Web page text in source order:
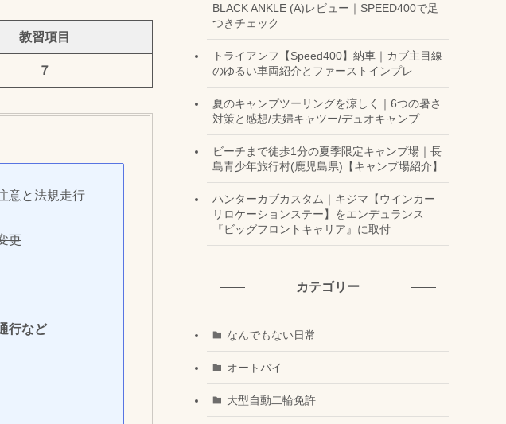
教習項目
７
意と法規走行
更
行など
BLACK ANKLE (A)レビュー｜SPEED400で足
つきチェック
トライアンフ【Speed400】納車｜カブ主目線
のゆるい車両紹介とファーストインプレ
夏のキャンプツーリングを涼しく｜6つの暑さ
対策と感想/夫婦キャツー/デュオキャンプ
ビーチまで徒歩1分の夏季限定キャンプ場｜長
島青少年旅行村(鹿児島県)【キャンプ場紹介】
ハンターカブカスタム｜キジマ【ウインカー
リロケーションステー】をエンデュランス
『ビッグフロントキャリア』に取付
カテゴリー
なんでもない日常
オートバイ
大型自動二輪免許